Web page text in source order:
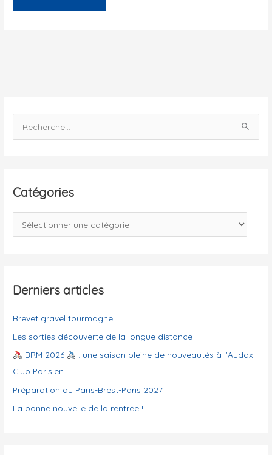
Vélocio
e
e
h
Catégories
a
g
r
i
e
s
Derniers articles
Brevet gravel tourmagne
Les sorties découverte de la longue distance
BRM 2026
: une saison pleine de nouveautés à l’Audax
Club Parisien
Préparation du Paris-Brest-Paris 2027
La bonne nouvelle de la rentrée !